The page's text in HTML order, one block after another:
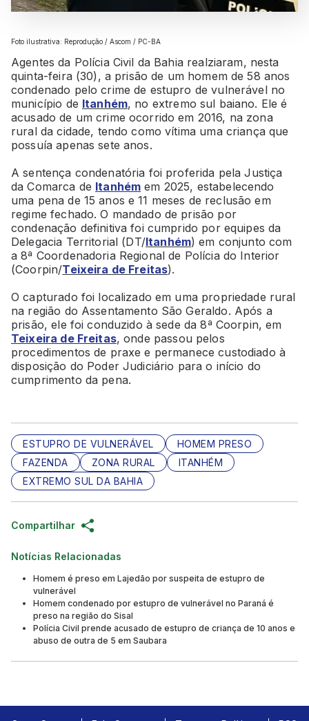
Foto ilustrativa: Reprodução / Ascom / PC-BA
Agentes da Polícia Civil da Bahia realziaram, nesta
quinta-feira (30), a prisão de um homem de 58 anos
condenado pelo crime de estupro de vulnerável no
município de Itanhém, no extremo sul baiano. Ele é
acusado de um crime ocorrido em 2016, na zona
rural da cidade, tendo como vítima uma criança que
possuía apenas sete anos.
A sentença condenatória foi proferida pela Justiça
da Comarca de Itanhém em 2025, estabelecendo
uma pena de 15 anos e 11 meses de reclusão em
regime fechado. O mandado de prisão por
condenação definitiva foi cumprido por equipes da
Delegacia Territorial (DT/Itanhém) em conjunto com
a 8ª Coordenadoria Regional de Polícia do Interior
(Coorpin/Teixeira de Freitas).
O capturado foi localizado em uma propriedade rural
na região do Assentamento São Geraldo. Após a
prisão, ele foi conduzido à sede da 8ª Coorpin, em
Teixeira de Freitas, onde passou pelos
procedimentos de praxe e permanece custodiado à
disposição do Poder Judiciário para o início do
cumprimento da pena.
ESTUPRO DE VULNERÁVEL
HOMEM PRESO
FAZENDA
ZONA RURAL
ITANHÉM
EXTREMO SUL DA BAHIA
Compartilhar
Notícias Relacionadas
Homem é preso em Lajedão por suspeita de estupro de
vulnerável
Homem condenado por estupro de vulnerável no Paraná é
preso na região do Sisal
Polícia Civil prende acusado de estupro de criança de 10 anos e
abuso de outra de 5 em Saubara